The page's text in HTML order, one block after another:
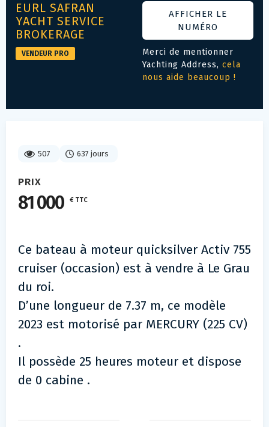
507 637 jours
PRIX
81 000 € TTC
Ce bateau à moteur quicksilver Activ 755
cruiser (occasion) est à vendre à Le Grau
du roi.
D’une longueur de 7.37 m, ce modèle
2023 est motorisé par MERCURY (225 CV)
.
Il possède 25 heures moteur et dispose
de 0 cabine .
EURL SAFRAN
YACHT SERVICE
BROKERAGE
VENDEUR PRO
AFFICHER LE
NUMÉRO
Merci de mentionner
Yachting Address, cela
nous aide beaucoup !